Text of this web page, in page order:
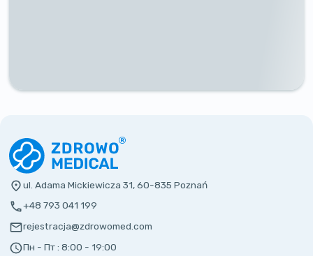
ul. Adama Mickiewicza 31, 60-835 Poznań
+48 793 041 199
rejestracja@zdrowomed.com
Пн - Пт : 8:00 - 19:00